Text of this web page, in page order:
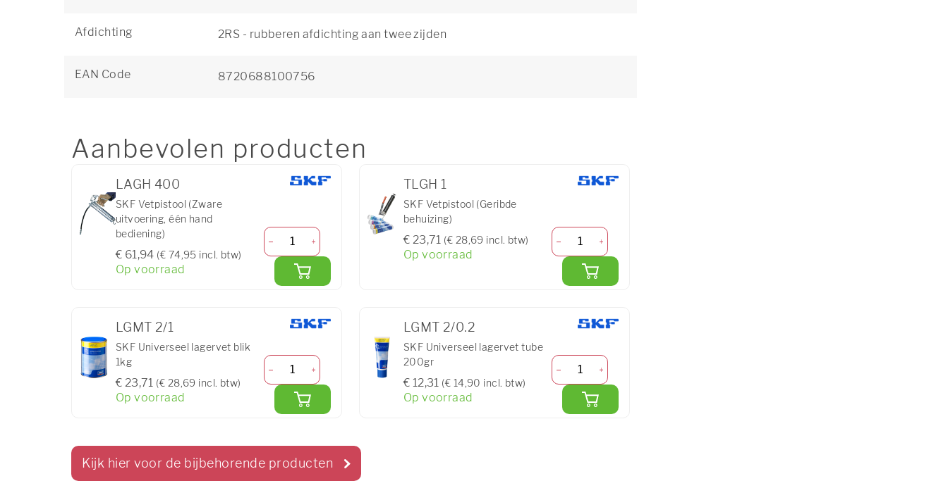
Afdichting 2RS - rubberen afdichting aan twee zijden
EAN Code 8720688100756
Aanbevolen producten
LAGH 400
SKF Vetpistool (Zware
uitvoering, één hand
bediening)
€ 61,94 (€ 74,95 incl. btw)
Op voorraad
TLGH 1
SKF Vetpistool (Geribde
behuizing)
€ 23,71 (€ 28,69 incl. btw)
Op voorraad
LGMT 2/1
SKF Universeel lagervet blik
1kg
€ 23,71 (€ 28,69 incl. btw)
Op voorraad
LGMT 2/0.2
SKF Universeel lagervet tube
200gr
€ 12,31 (€ 14,90 incl. btw)
Op voorraad
Kijk hier voor de bijbehorende producten